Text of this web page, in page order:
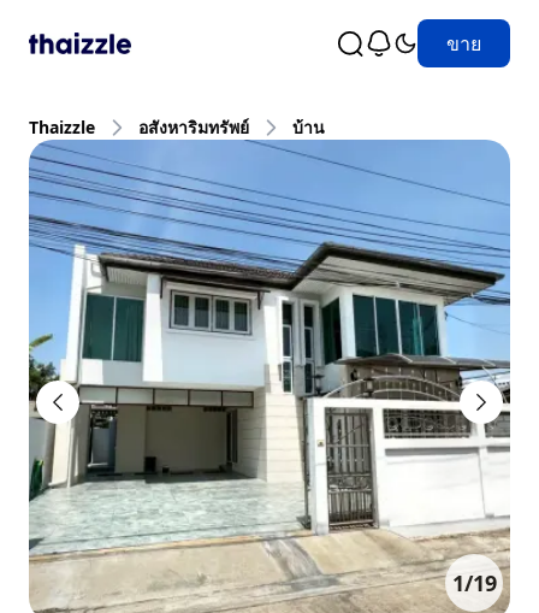
ขาย
Thaizzle อสังหาริมทรัพย์ บ้าน
1/19